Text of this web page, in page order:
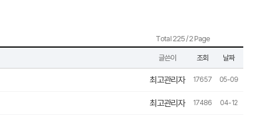
Total 225 / 2 Page
글쓴이
조회 날짜
최고관리자 17657 05-09
최고관리자 17486 04-12